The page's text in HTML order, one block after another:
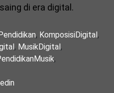
di era digital.
, KomposisiDigital ,
, MusikDigital ,
,